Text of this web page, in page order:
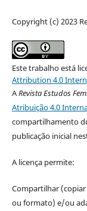
Copyright (c) 2023
Este trabalho está
Attribution 4.0
ARevista Estudos
Atribuição 4.0
compartilhamento
publicação inicial
A licença permite:
Compartilhar
ou formato) e/ou